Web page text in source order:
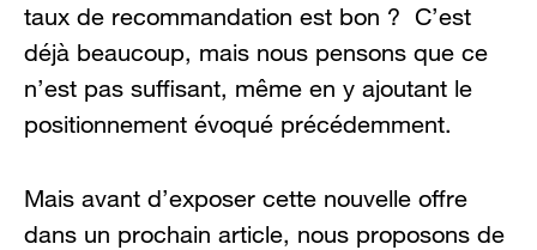
taux de recommandation est bon ? C’est
déjà beaucoup, mais nous pensons que ce
n’est pas suffisant, même en y ajoutant le
positionnement évoqué précédemment.
Mais avant d’exposer cette nouvelle offre
dans un prochain article, nous proposons de